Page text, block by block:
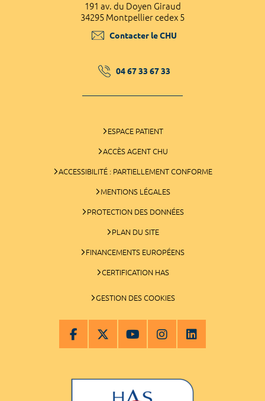
191 av. du Doyen Giraud
34295 Montpellier cedex 5
Contacter le CHU
04 67 33 67 33
ESPACE PATIENT
ACCÈS AGENT CHU
ACCESSIBILITÉ : PARTIELLEMENT CONFORME
MENTIONS LÉGALES
PROTECTION DES DONNÉES
PLAN DU SITE
FINANCEMENTS EUROPÉENS
CERTIFICATION HAS
GESTION DES COOKIES